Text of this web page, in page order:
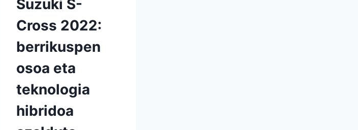
Suzuki S-
Cross 2022:
berrikuspen
osoa eta
teknologia
hibridoa